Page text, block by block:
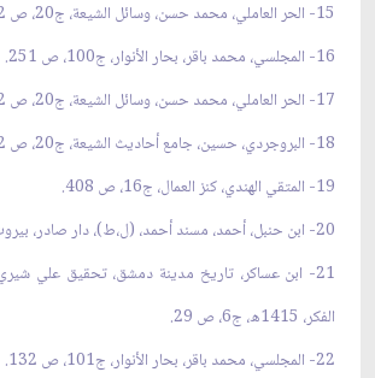
15- الحر العاملي، محمد حسن، وسائل الشيعة، ج20، ص 172.
16- المجلسي، محمد باقر، بحار الأنوار، ج100، ص 251.
17- الحر العاملي، محمد حسن، وسائل الشيعة، ج20، ص 172.
18- البروجردي، حسين، جامع أحاديث الشيعة، ج20، ص 242.
19- المتقي الهندي، كنز العمال، ج16، ص 408.
20- ابن حنبل، أحمد، مسند أحمد، (ل،ط)، دار صادر، بيروت، ج 4، ص 128.
21- ابن عساكر، تاريخ مدينة دمشق، تحقيق علي
الفكر، 1415ه، ج6، ص 29.
22- المجلسي، محمد باقر، بحار الأنوار، ج101، ص 132.